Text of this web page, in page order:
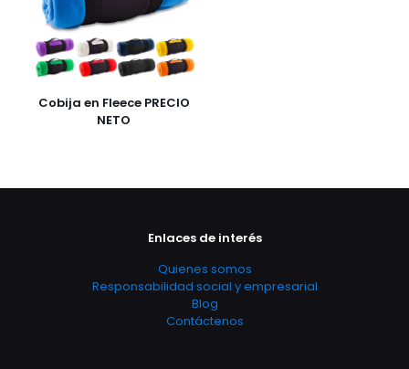
Cobija en Fleece PRECIO
NETO
Enlaces de interés
Quienes somos
Responsabilidad social y empresarial
Blog
Contáctenos